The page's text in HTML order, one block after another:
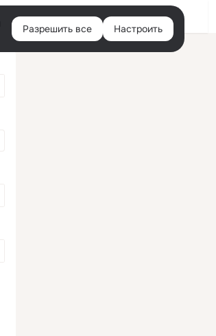
Войти
Разрешить все Настроить